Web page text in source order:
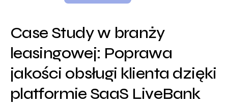
Case Study w branży
leasingowej: Poprawa
jakości obsługi klienta dzięki
platformie SaaS LiveBank